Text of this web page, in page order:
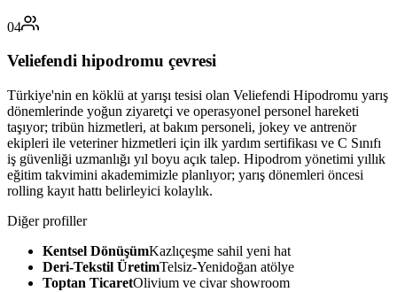
04
Veliefendi hipodromu çevresi
Türkiye'nin en köklü at yarışı tesisi olan Veliefendi Hipodromu yarış
dönemlerinde yoğun ziyaretçi ve operasyonel personel hareketi
taşıyor; tribün hizmetleri, at bakım personeli, jokey ve antrenör
ekipleri ile veteriner hizmetleri için ilk yardım sertifikası ve C Sınıfı
iş güvenliği uzmanlığı yıl boyu açık talep. Hipodrom yönetimi yıllık
eğitim takvimini akademimizle planlıyor; yarış dönemleri öncesi
rolling kayıt hattı belirleyici kolaylık.
Diğer profiller
Kentsel DönüşümKazlıçeşme sahil yeni hat
Deri-Tekstil ÜretimTelsiz-Yenidoğan atölye
Toptan TicaretOlivium ve civar showroom